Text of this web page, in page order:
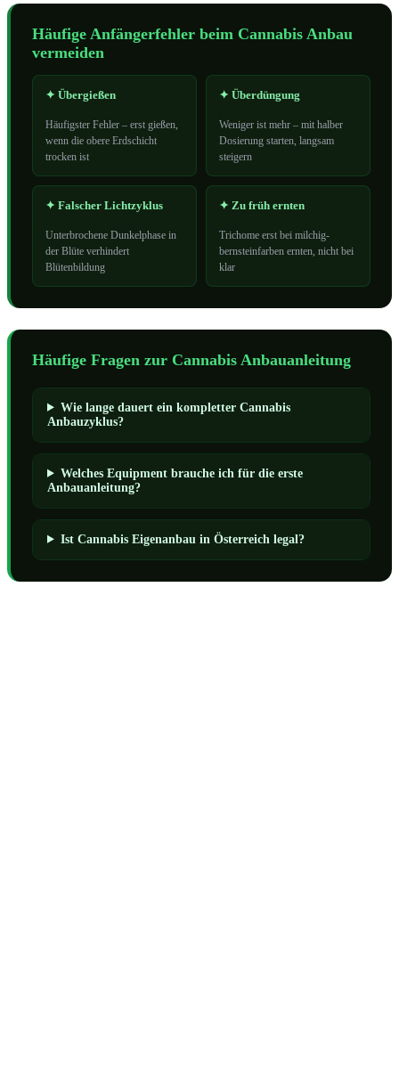
Häufige Anfängerfehler beim Cannabis Anbau
vermeiden
✦ Übergießen
Häufigster Fehler – erst gießen,
wenn die obere Erdschicht
trocken ist
✦ Überdüngung
Weniger ist mehr – mit halber
Dosierung starten, langsam
steigern
✦ Falscher Lichtzyklus
Unterbrochene Dunkelphase in
der Blüte verhindert
Blütenbildung
✦ Zu früh ernten
Trichome erst bei milchig-
bernsteinfarben ernten, nicht bei
klar
Häufige Fragen zur Cannabis Anbauanleitung
Wie lange dauert ein kompletter Cannabis
Anbauzyklus?
Welches Equipment brauche ich für die erste
Anbauanleitung?
Ist Cannabis Eigenanbau in Österreich legal?